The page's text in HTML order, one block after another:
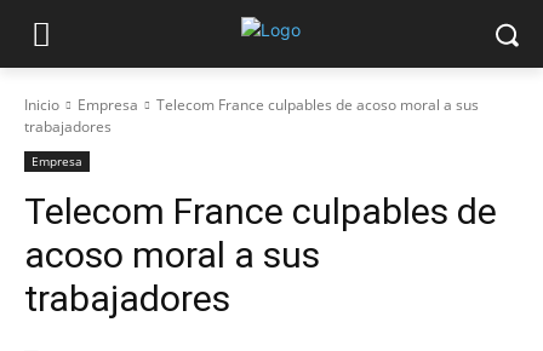
Inicio Empresa
Telecom France culpables de acoso moral a sus
trabajadores
Empresa
Telecom France culpables de
acoso moral a sus
trabajadores